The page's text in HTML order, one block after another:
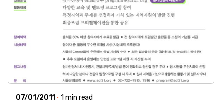
07/01/2011 1 min read